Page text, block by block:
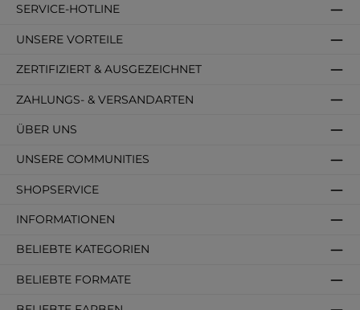
SERVICE-HOTLINE
SHOPSERVICE
INFORMATIONEN
BELIEBTE KATEGORIEN
BELIEBTE FORMATE
ZAHLUNGS- & VERSANDARTEN
ÜBER UNS
ZERTIFIZIERT & AUSGEZEICHNET
UNSERE VORTEILE
UNSERE COMMUNITIES